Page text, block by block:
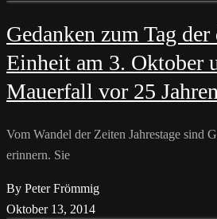
Gedanken zum Tag der
Einheit am 3. Oktober
Mauerfall vor 25 Jahren
Vom Wandel der Zeiten Jahrestage sind
erinnern. Sie
By Peter Frömmig
Oktober 13, 2014